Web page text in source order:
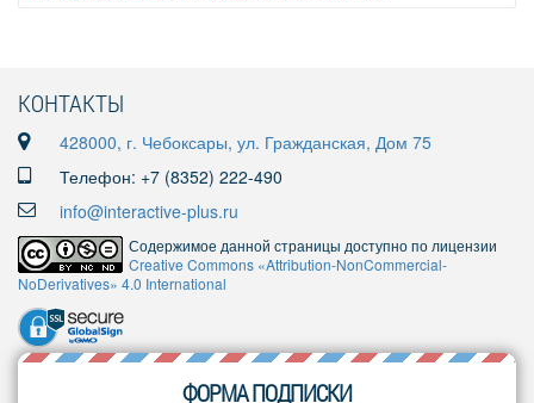
КОНТАКТЫ
428000, г. Чебоксары, ул. Гражданская, Дом 75
Телефон: +7 (8352) 222-490
info@interactive-plus.ru
Содержимое данной страницы доступно по лицензии
Creative Commons «Attribution-NonCommercial-
NoDerivatives» 4.0 International
ФОРМА ПОДПИСКИ